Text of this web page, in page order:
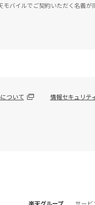
バイルでご契約いただく名義が
ついて 情報セキュリテ
楽天グループ サービ